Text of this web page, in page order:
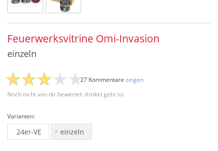
Feuerwerksvitrine Omi-Invasion
einzeln
Noch nicht von dir bewertet: Artikel geht so
27 Kommentare zeigen
Varianten:
24er-VE einzeln